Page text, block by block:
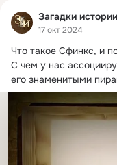
Загадки истории
17 окт 2024
Что такое Сфинкс, и
С чем у нас
его знаменитыми